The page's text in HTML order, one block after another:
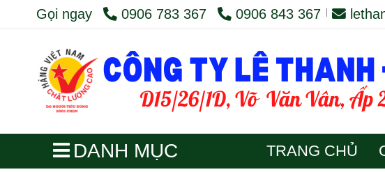
Gọi ngay 0906 783 367 0906 843 367
DANH MỤC TRANG CHỦ